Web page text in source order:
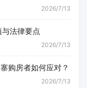
2026/7/13
法律要点
2026/7/13
购房者如何应对？
2026/7/13